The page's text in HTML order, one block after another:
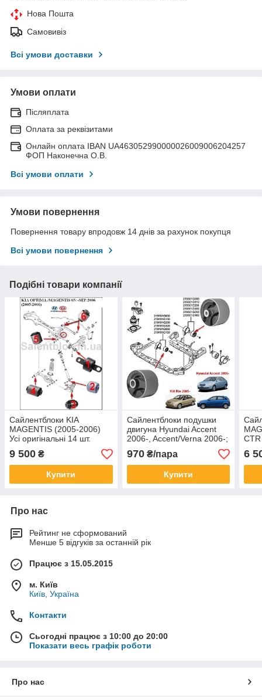
Нова Пошта
Самовивіз
Всі умови доставки
Умови оплати
Післяплата
Оплата за реквізитами
Онлайн оплата IBAN UA463052990000026009006204257
ФОП Наконечна О.В.
Всі умови оплати
Умови повернення
Повернення товару впродовж 14 днів за рахунок покупця
Всі умови повернення
Подібні товари компанії
Сайлентблоки KIA
MAGENTIS (2005-2006)
Усі оригінальні 14 шт.
задня підвіска
9 500 ₴
Купити
Сайлентблоки подушки
двигуна Hyundai Accent
2006-, Accent/Verna 2006-;
KIA Rio 2005-
970₴/пара
Купити
CTR
6
Про нас
Рейтинг не сформований
Менше 5 відгуків за останній рік
Працює з 15.05.2015
м. Київ
Київ, Україна
Контакти
Сьогодні працює з 10:00 до 20:00
Показати весь графік роботи
Про нас